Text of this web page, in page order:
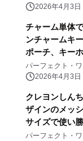
2026年4月3日
チャーム単体
ンチャームキ
ポーチ、キー
けのアレンジ
パーフェクト・
2026年4月3日
クレヨンしん
ザインのメッ
サイズで使い
行にぜひ！
パーフェクト・